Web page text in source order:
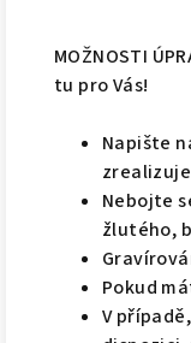
MOŽNOSTI
tu pro Vás!
Napište
Nebojte
žlutého,
Pokud
V